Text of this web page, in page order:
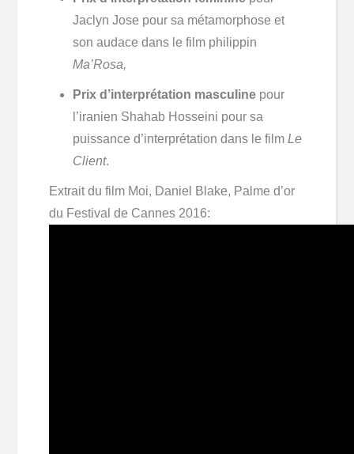
Jaclyn Jose pour sa métamorphose et
son audace dans le film philippin
Ma’Rosa,
Prix d’interprétation masculine pour
l’iranien Shahab Hosseini pour sa
puissance d’interprétation dans le filmLe
Client.
Extrait du film Moi, Daniel Blake, Palme d’or
du Festival de Cannes 2016: